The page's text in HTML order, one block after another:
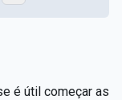
é útil começar as